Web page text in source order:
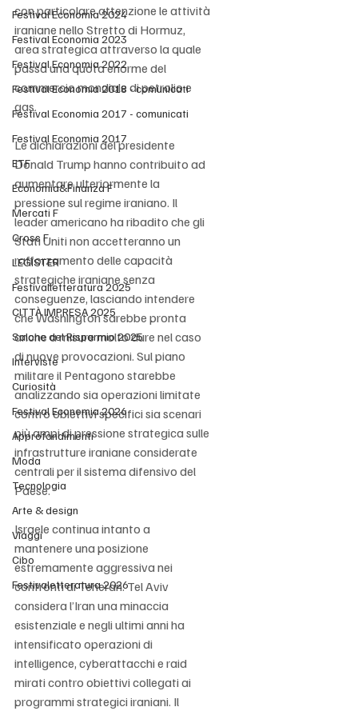
Festival Economia 2024
Festival Economia 2023
Festival Economia 2022
Festival Economia 2018 - comunicati
Festival Economia 2017 - comunicati
Festival Economia 2017
ETF
Economia&Finanza F
Mercati F
Cross F
LEGISTER
Festivalletteratura 2025
CITTÀ IMPRESA 2025
Salone del Risparmio 2025
Interviste
Curiosità
Festival Economia 2026
Approfondimenti
Moda
Tecnologia
Arte & design
Viaggi
Cibo
Festivaletteratura 2026
con particolare attenzione le attività
iraniane nello Stretto di Hormuz,
area strategica attraverso la quale
passa una quota enorme del
commercio mondiale di petrolio e
gas.
Le dichiarazioni del presidente
Donald Trump hanno contribuito ad
aumentare ulteriormente la
pressione sul regime iraniano. Il
leader americano ha ribadito che gli
Stati Uniti non accetteranno un
rafforzamento delle capacità
strategiche iraniane senza
conseguenze, lasciando intendere
che Washington sarebbe pronta
anche a misure molto dure nel caso
di nuove provocazioni. Sul piano
militare il Pentagono starebbe
analizzando sia operazioni limitate
contro obiettivi specifici sia scenari
più ampi di pressione strategica sulle
infrastrutture iraniane considerate
centrali per il sistema difensivo del
Paese.
Israele continua intanto a
mantenere una posizione
estremamente aggressiva nei
confronti di Teheran. Tel Aviv
considera l’Iran una minaccia
esistenziale e negli ultimi anni ha
intensificato operazioni di
intelligence, cyberattacchi e raid
mirati contro obiettivi collegati ai
programmi strategici iraniani. Il